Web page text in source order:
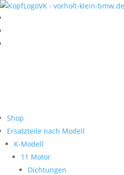
Shop
Ersatzteile nach Modell
K-Modell
11 Motor
Dichtungen